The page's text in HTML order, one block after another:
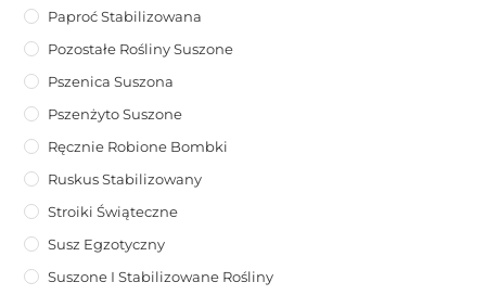
Paproć Stabilizowana
Pozostałe Rośliny Suszone
Pszenica Suszona
Pszenżyto Suszone
Ręcznie Robione Bombki
Ruskus Stabilizowany
Stroiki Świąteczne
Susz Egzotyczny
Suszone I Stabilizowane Rośliny